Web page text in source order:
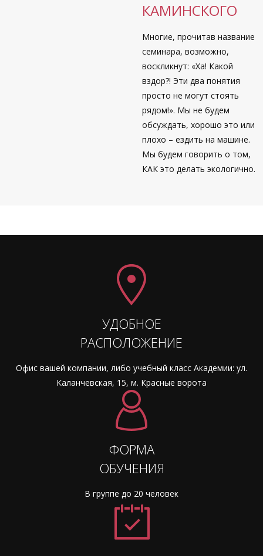
КАМИНСКОГО
Многие, прочитав название
семинара, возможно,
воскликнут: «Ха! Какой
вздор?! Эти два понятия
просто не могут стоять
рядом!». Мы не будем
обсуждать, хорошо это или
плохо – ездить на машине.
Мы будем говорить о том,
КАК это делать экологично.
УДОБНОЕ
РАСПОЛОЖЕНИЕ
Офис вашей компании, либо учебный класс Академии: ул.
Каланчевская, 15, м. Красные ворота
ФОРМА
ОБУЧЕНИЯ
В группе до 20 человек